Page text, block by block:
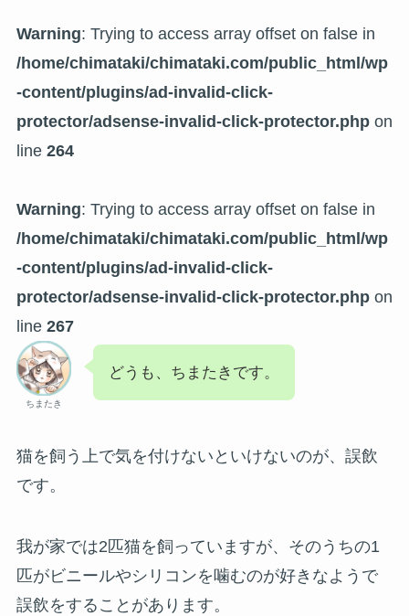
Warning: Trying to access array offset on false in
/home/chimataki/chimataki.com/public_html/wp
-content/plugins/ad-invalid-click-
protector/adsense-invalid-click-protector.phpon
line 264
Warning: Trying to access array offset on false in
/home/chimataki/chimataki.com/public_html/wp
-content/plugins/ad-invalid-click-
protector/adsense-invalid-click-protector.phpon
line 267
ちまたき
どうも、ちまたきです。
猫を飼う上で気を付けないといけないのが、誤飲
です。
我が家では2匹猫を飼っていますが、そのうちの1
匹がビニールやシリコンを噛むのが好きなようで
誤飲をすることがあります。